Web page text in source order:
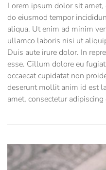
Lorem ipsum dolor sit
do eiusmod tempor
aliqua. Ut enim ad minim
ullamco laboris nisi ut
Duis aute irure dolor. In
esse. Cillum dolore eu
occaecat cupidatat non
deserunt mollit anim id est
amet, consectetur adipiscing